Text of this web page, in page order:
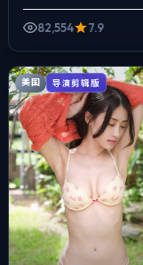
82,554 7.9
美国 导演剪辑版